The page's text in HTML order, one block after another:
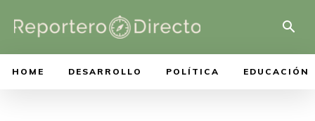
HOME DESARROLLO POLÍTICA EDUCACIÓN